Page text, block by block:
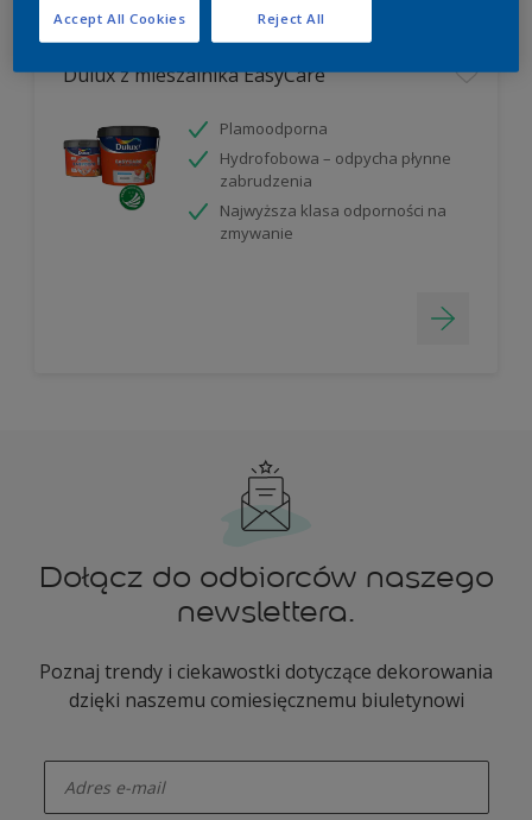
Dulux z mieszalnika EasyCare
Plamoodporna
Hydrofobowa – odpycha płynne
zabrudzenia
Najwyższa klasa odporności na
zmywanie
Dołącz do odbiorców naszego
newslettera.
Poznaj trendy i ciekawostki dotyczące dekorowania
dzięki naszemu comiesięcznemu biuletynowi
Reject All
Accept All Cookies